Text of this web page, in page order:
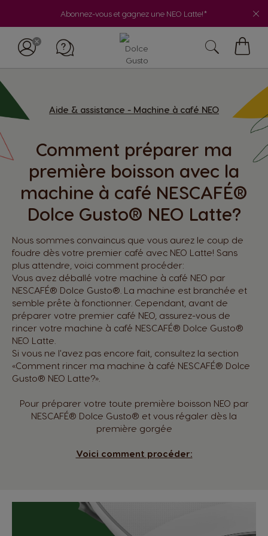
Abonnez-vous et gagnez une NEO Latte!*
Aide & assistance - Machine à café NEO
Comment préparer ma
première boisson avec la
machine à café NESCAFÉ®
Dolce Gusto® NEO Latte?
Nous sommes convaincus que vous aurez le coup de
foudre dès votre premier café avec NEO Latte! Sans
plus attendre, voici comment procéder:
Vous avez déballé votre machine à café NEO par
NESCAFÉ® Dolce Gusto®. La machine est branchée et
semble prête à fonctionner. Cependant, avant de
préparer votre premier café NEO, assurez-vous de
rincer votre machine à café NESCAFÉ® Dolce Gusto®
NEO Latte.
Si vous ne l'avez pas encore fait, consultez la section
«Comment rincer ma machine à café NESCAFÉ® Dolce
Gusto® NEO Latte?».
Pour préparer votre toute première boisson NEO par
NESCAFÉ® Dolce Gusto® et vous régaler dès la
première gorgée
Voici comment procéder: